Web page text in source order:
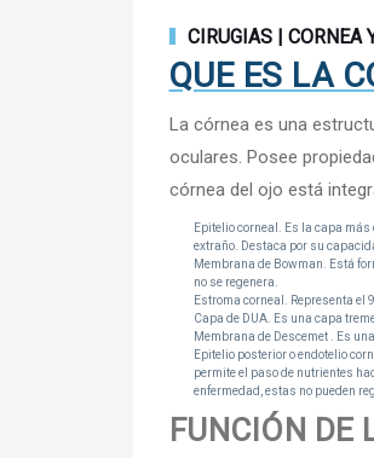
CIRUGIAS | CORNEA
QUE ES LA
La córnea es una
oculares. Posee
córnea del ojo está
Epitelio corneal. Es la capa
extraño. Destaca por su
Membrana de Bowman. Está
no se regenera.
Estroma corneal. Representa
Capa de DUA. Es una capa
Membrana de Descemet . Es
Epitelio posterior o endotelio
permite el paso de nutrientes
enfermedad, estas no pueden
FUNCIÓN DE